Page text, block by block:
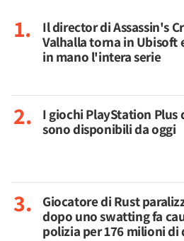
Il director di Assassin's
Valhalla torna in Ubisoft
in mano l'intera serie
I giochi PlayStation Plus
sono disponibili da oggi
Giocatore di Rust
dopo uno swatting fa
polizia per 176 milioni di